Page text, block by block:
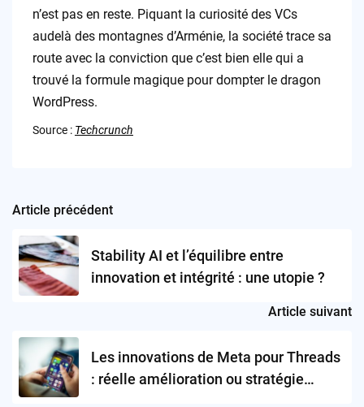
n’est pas en reste. Piquant la curiosité des VCs
audelà des montagnes d’Arménie, la société trace sa
route avec la conviction que c’est bien elle qui a
trouvé la formule magique pour dompter le dragon
WordPress.
Source : Techcrunch
Post
navigation
Article précédent
Stability AI et l’équilibre entre
innovation et intégrité : une utopie ?
Article suivant
Les innovations de Meta pour Threads
: réelle amélioration ou stratégie